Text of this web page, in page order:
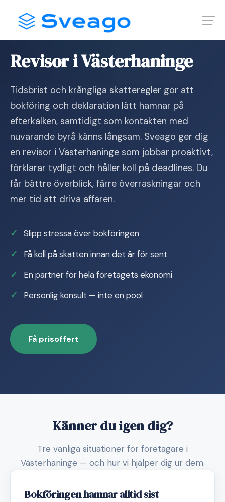
content
Revisor i Västerhaninge
Tidsbrist och krångliga skatteregler gör att
bokföring och deklaration lätt hamnar på
efterkälken, samtidigt som kontakten med
nuvarande byrå känns långsam. Sveago ger dig
en revisor i Västerhaninge som jobbar proaktivt,
förklarar tydligt och håller koll på deadlines. Du
får bättre överblick, färre överraskningar och
mer tid att driva affären.
Slipp stressa över bokföringen
Få koll på skatten innan det är för sent
En partner för hela företagets ekonomi
Personlig konsult — inte en pool
Få prisoffert
Känner du igen dig?
Tre vanliga situationer för företagare i
Västerhaninge — och hur vi hjälper dig ur dem.
Bokföringen hamnar alltid sist